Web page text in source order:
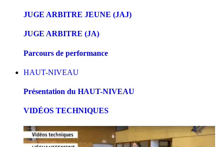
JUGE ARBITRE JEUNE (JAJ)
JUGE ARBITRE (JA)
Parcours de performance
HAUT-NIVEAU
Présentation du HAUT-NIVEAU
VIDÉOS TECHNIQUES